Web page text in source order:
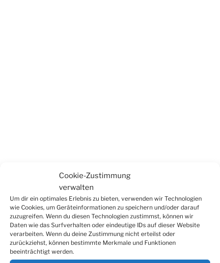
Cookie-Zustimmung
verwalten
Um dir ein optimales Erlebnis zu bieten, verwenden wir Technologien
wie Cookies, um Geräteinformationen zu speichern und/oder darauf
zuzugreifen. Wenn du diesen Technologien zustimmst, können wir
Daten wie das Surfverhalten oder eindeutige IDs auf dieser Website
verarbeiten. Wenn du deine Zustimmung nicht erteilst oder
zurückziehst, können bestimmte Merkmale und Funktionen
beeinträchtigt werden.